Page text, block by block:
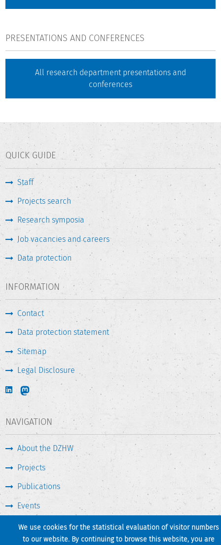
We use cookies for the statistical evaluation of visitor numbers
to our website. By continuing to browse this website, you are
PRESENTATIONS AND CONFERENCES
All research department presentations and
conferences
QUICK GUIDE
Staff
Projects search
Research symposia
Job vacancies and careers
Data protection
INFORMATION
Contact
Data protection statement
Sitemap
Legal Disclosure
NAVIGATION
About the DZHW
Projects
Publications
Events
Press & Service